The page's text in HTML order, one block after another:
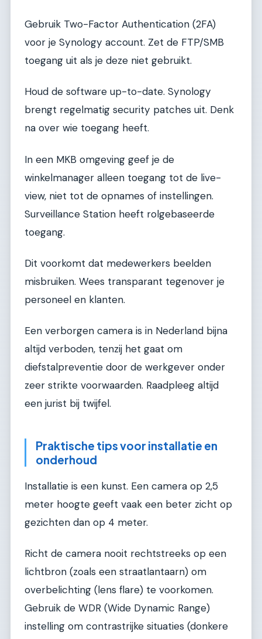
Gebruik Two-Factor Authentication (2FA)
voor je Synology account. Zet de FTP/SMB
toegang uit als je deze niet gebruikt.
Houd de software up-to-date. Synology
brengt regelmatig security patches uit. Denk
na over wie toegang heeft.
In een MKB omgeving geef je de
winkelmanager alleen toegang tot de live-
view, niet tot de opnames of instellingen.
Surveillance Station heeft rolgebaseerde
toegang.
Dit voorkomt dat medewerkers beelden
misbruiken. Wees transparant tegenover je
personeel en klanten.
Een verborgen camera is in Nederland bijna
altijd verboden, tenzij het gaat om
diefstalpreventie door de werkgever onder
zeer strikte voorwaarden. Raadpleeg altijd
een jurist bij twijfel.
Praktische tips voor installatie en
onderhoud
Installatie is een kunst. Een camera op 2,5
meter hoogte geeft vaak een beter zicht op
gezichten dan op 4 meter.
Richt de camera nooit rechtstreeks op een
lichtbron (zoals een straatlantaarn) om
overbelichting (lens flare) te voorkomen.
Gebruik de WDR (Wide Dynamic Range)
instelling om contrastrijke situaties (donkere